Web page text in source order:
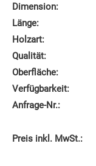
Dimension:
Länge:
Holzart:
Qualität:
Oberfläche:
Verfügbarkeit:
Anfrage‑Nr.:
Preis inkl. MwSt.: